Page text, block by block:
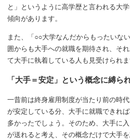
と」というように高学歴と言われる大
傾向があります。
また、「○○大学なんだからもったいな
囲からも大手への就職を期待され、そ
て大手に執着している人も見受けられま
「大手＝安定」という概念に縛ら
一昔前は終身雇用制度が当たり前の時
が安定している分、大手に就職できれ
多かったでしょう。そのため、大手に
が送れると考え、その概念だけで大手